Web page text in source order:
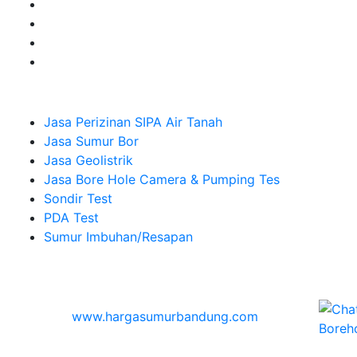
Jasa Perizinan SIPA Air Tanah
Jasa Sumur Bor
Jasa Geolistrik
Jasa Bore Hole Camera & Pumping Tes
Sondir Test
PDA Test
Sumur Imbuhan/Resapan
www.hargasumurbandung.com | Pembuatan
Izin SIPA Air Tanah, Sumur Bor, Geolistrik, Borehole